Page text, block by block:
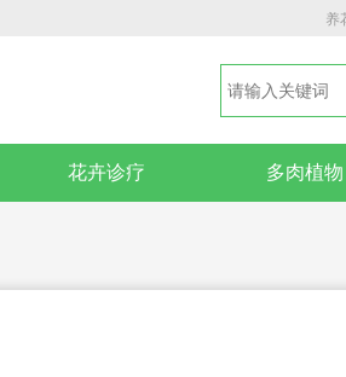
养
花卉诊疗 多肉植物